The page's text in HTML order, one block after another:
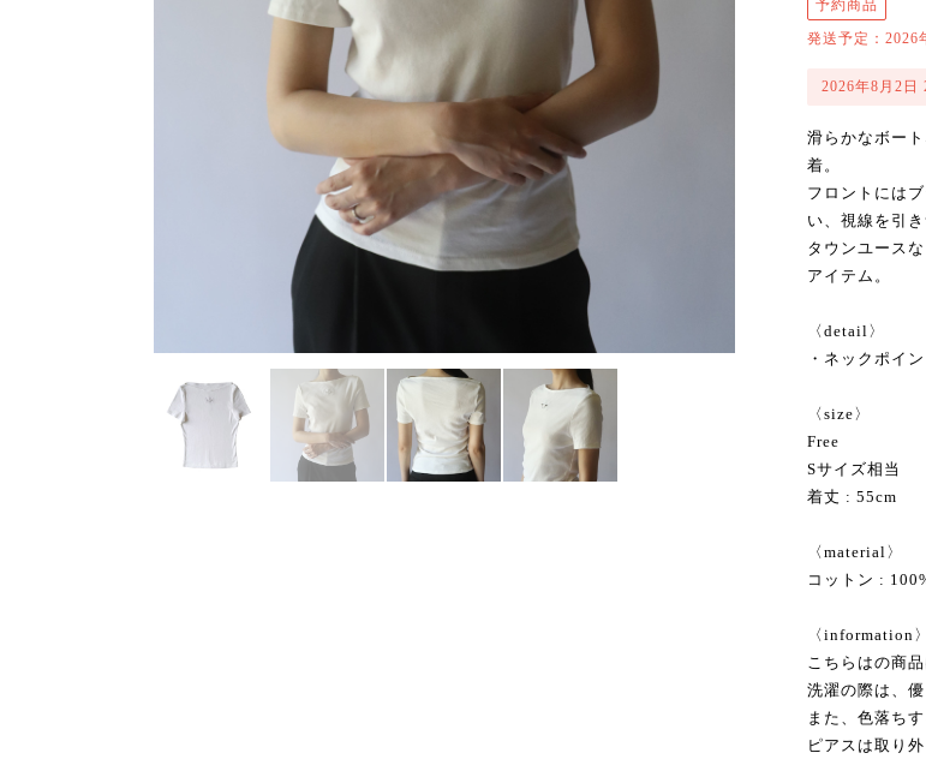
予約商品
発送予定：2026
2026年8月2日
滑らかなボー
着。
フロントには
い、視線を引
タウンユース
アイテム。
〈detail〉
・ネックポイ
〈size〉
Free
Sサイズ相当
着丈 : 55cm
〈material〉
コットン :
〈information〉
こちらはの商
洗濯の際は、
また、色落ち
ピアスは取り